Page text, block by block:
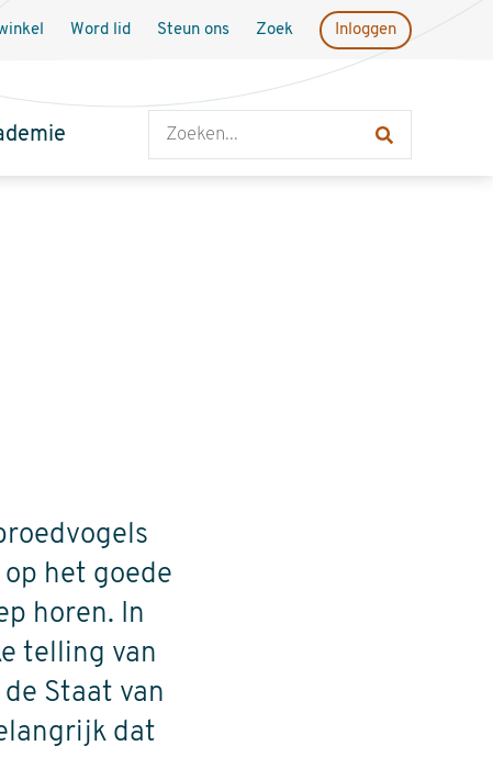
Word lid Steun ons Zoek Inloggen
het goede
horen. In
telling van
Staat van
dat